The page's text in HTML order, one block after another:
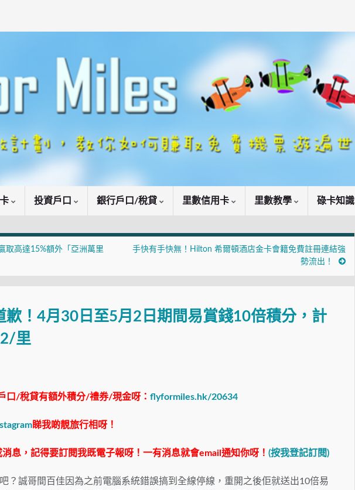
投資戶口 銀行戶口/稅貸 里數信用卡 里數教學 碌卡知識
取高達15%額外「亞洲萬里
手快有手快無！Hilton 希爾頓酒店金卡會籍免費註冊連結強
勢流出！
歉！4月30日至5月2日期間易賞錢10倍積分，計
里
口/稅貸有額外積分/禮券/現金呀： flyformiles.hk/20634
睇我啲靚旅行相呀！
息，記得要訂閱我既電子報呀！一有消息就會email通知你呀！ (按我登記訂閱)
？誠哥間百佳因為之前電腦系統錯誤搞到全線停線，重開之後佢就送出10倍易